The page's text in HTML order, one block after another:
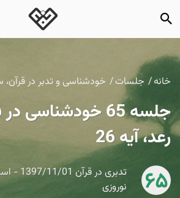
خانه جلسات خودشناسی و تدبر در قرآن،
جلسه 65 خودشناسی
رعد، آیه 26
65
تدبری در
نوروزی